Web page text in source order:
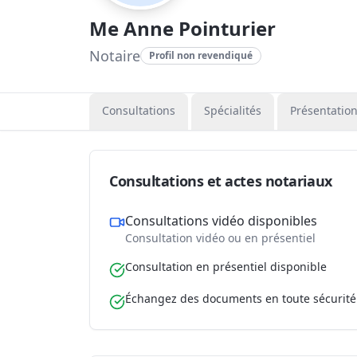
Me Anne Pointurier
Notaire Profil non revendiqué
Consultations Spécialités Présentation
Consultations et actes notariaux
Consultations vidéo disponibles
Consultation vidéo ou en présentiel
Consultation en présentiel disponible
Échangez des documents en toute sécurité